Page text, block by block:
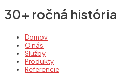
30+ ročná história
Domov
O nás
Služby
Produkty
Referencie